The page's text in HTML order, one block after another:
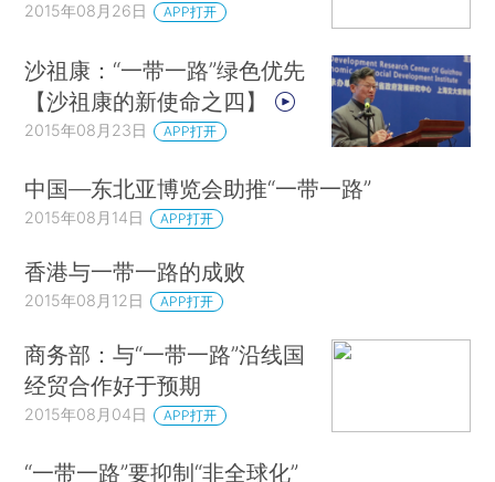
2015年08月26日 APP打开
沙祖康：“一带一路”绿色优先
【沙祖康的新使命之四】
2015年08月23日 APP打开
中国—东北亚博览会助推“一带一路”
2015年08月14日 APP打开
香港与一带一路的成败
2015年08月12日 APP打开
商务部：与“一带一路”沿线国
经贸合作好于预期
2015年08月04日 APP打开
“一带一路”要抑制“非全球化”